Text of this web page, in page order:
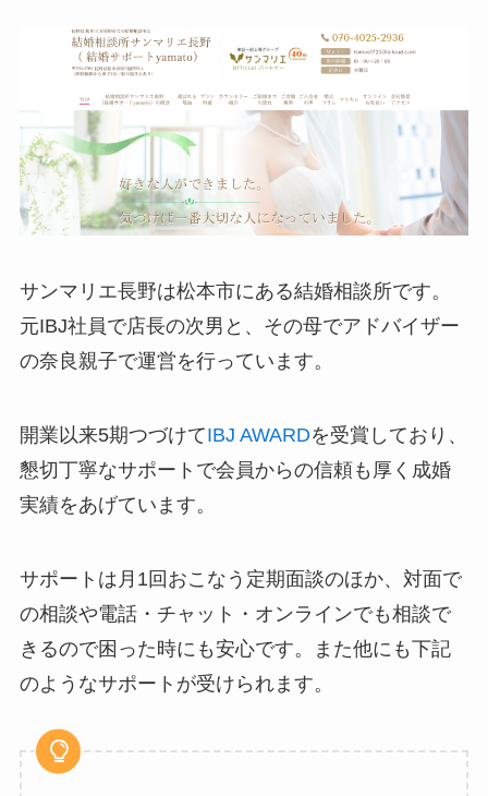
サンマリエ長野は松本市にある結婚相談所です。
元IBJ社員で店長の次男と、その母でアドバイザー
の奈良親子で運営を行っています。
開業以来5期つづけてIBJ AWARDを受賞しており、
懇切丁寧なサポートで会員からの信頼も厚く成婚
実績をあげています。
サポートは月1回おこなう定期面談のほか、対面で
の相談や電話・チャット・オンラインでも相談で
きるので困った時にも安心です。また他にも下記
のようなサポートが受けられます。